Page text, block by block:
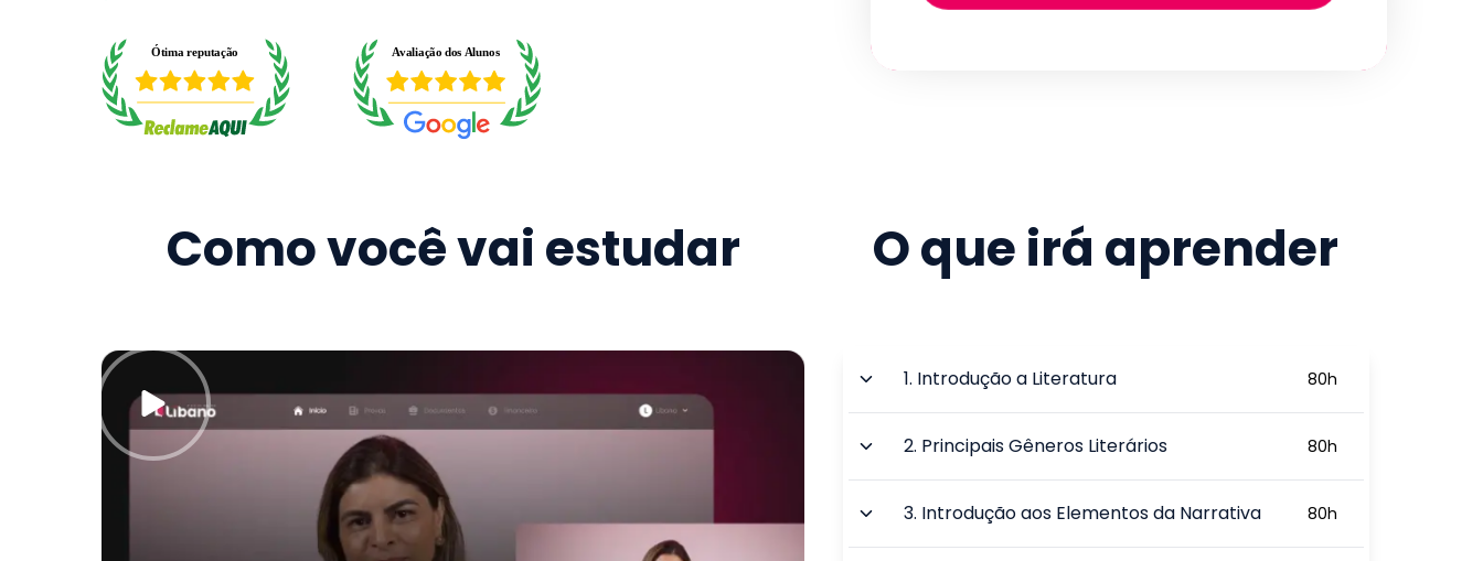
Como você vai estudar O que irá aprender
1. Introdução a Literatura 80h
2. Principais Gêneros Literários 80h
3. Introdução aos Elementos da Narrativa 80h